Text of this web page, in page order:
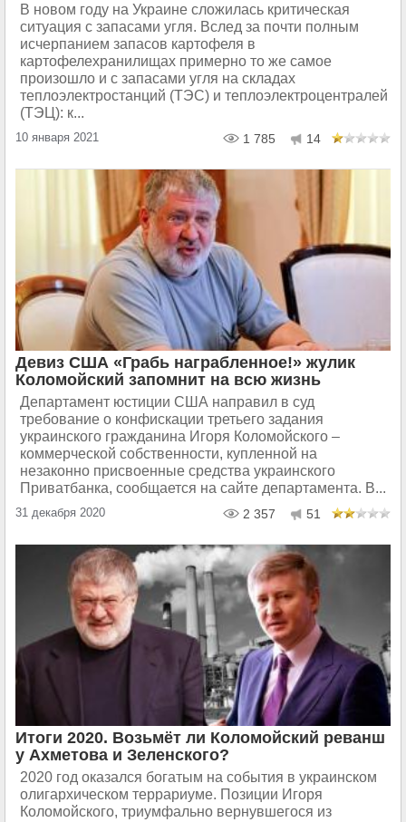
В новом году на Украине сложилась критическая
ситуация с запасами угля. Вслед за почти полным
исчерпанием запасов картофеля в
картофелехранилищах примерно то же самое
произошло и с запасами угля на складах
теплоэлектростанций (ТЭС) и теплоэлектроцентралей
(ТЭЦ): к...
10 января 2021 1 785 14
Девиз США «Грабь награбленное!» жулик
Коломойский запомнит на всю жизнь
Департамент юстиции США направил в суд
требование о конфискации третьего задания
украинского гражданина Игоря Коломойского –
коммерческой собственности, купленной на
незаконно присвоенные средства украинского
Приватбанка, сообщается на сайте департамента. В...
31 декабря 2020 2 357 51
Итоги 2020. Возьмёт ли Коломойский реванш
у Ахметова и Зеленского?
2020 год оказался богатым на события в украинском
олигархическом террариуме. Позиции Игоря
Коломойского, триумфально вернувшегося из